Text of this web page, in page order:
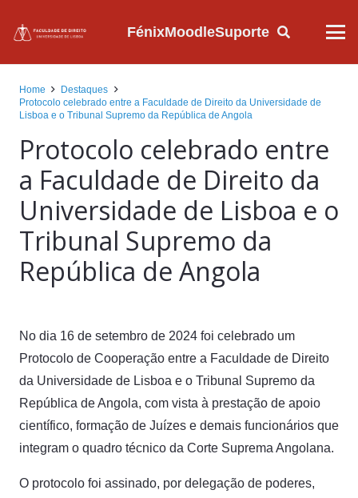
FénixMoodleSuporte
Home
Destaques
Protocolo celebrado entre a Faculdade de Direito da Universidade de
Lisboa e o Tribunal Supremo da República de Angola
Protocolo celebrado entre
a Faculdade de Direito da
Universidade de Lisboa e o
Tribunal Supremo da
República de Angola
No dia 16 de setembro de 2024 foi celebrado um
Protocolo de Cooperação entre a Faculdade de Direito
da Universidade de Lisboa e o Tribunal Supremo da
República de Angola, com vista à prestação de apoio
científico, formação de Juízes e demais funcionários que
integram o quadro técnico da Corte Suprema Angolana.
O protocolo foi assinado, por delegação de poderes,